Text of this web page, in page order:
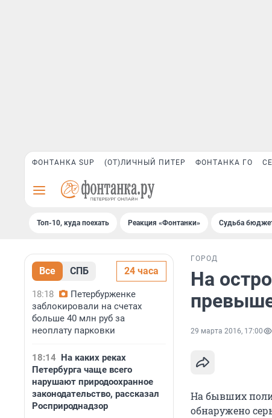
ФОНТАНКА SUP (ОТ)ЛИЧНЫЙ ПИТЕР ФОНТАНКА ГО
Топ-10, куда поехать Реакция «Фонтанки» Судьба
Все СПБ 24 часа
18:18
Петербурженке
заблокировали на счетах
больше 40 млн руб за
неоплату парковки
18:14 На каких реках
Петербурга чаще всего
нарушают природоохранное
законодательство, рассказал
Росприроднадзор
ГОРОД
На
29 марта 2016, 17:00
На бывших
обнаружено